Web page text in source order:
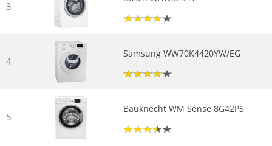
3
4
Samsung WW70K4420YW/EG
5
Bauknecht WM Sense 8G42PS